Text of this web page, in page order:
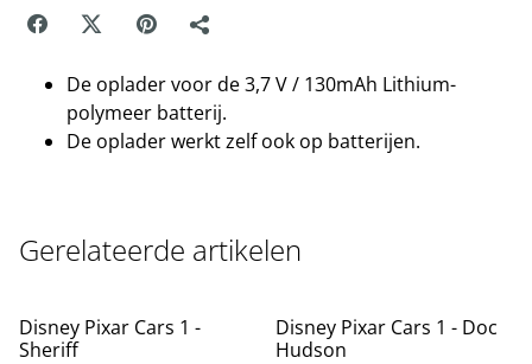
De oplader voor de 3,7 V / 130mAh Lithium-
polymeer batterij.
De oplader werkt zelf ook op batterijen.
Gerelateerde artikelen
Disney Pixar Cars 1 -
Sheriff
Disney Pixar Cars 1 - Doc
Hudson